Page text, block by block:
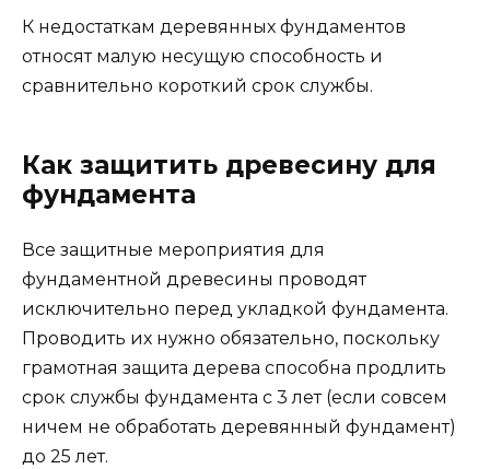
К недостаткам деревянных фундаментов
относят малую несущую способность и
сравнительно короткий срок службы.
Как защитить древесину для
фундамента
Все защитные мероприятия для
фундаментной древесины проводят
исключительно перед укладкой фундамента.
Проводить их нужно обязательно, поскольку
грамотная защита дерева способна продлить
срок службы фундамента с 3 лет (если совсем
ничем не обработать деревянный фундамент)
до 25 лет.